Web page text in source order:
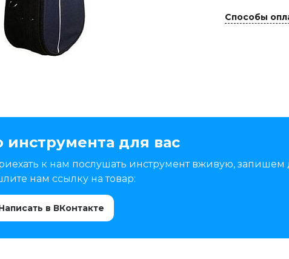
Способы
для вас
к нам послушать инструмент вживую,
нам ссылку на товар:
в ВКонтакте